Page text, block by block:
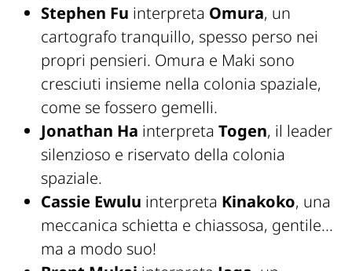
Stephen Fu interpreta Omura, un
cartografo tranquillo, spesso perso nei
propri pensieri. Omura e Maki sono
cresciuti insieme nella colonia spaziale,
come se fossero gemelli.
Jonathan Ha interpreta Togen, il leader
silenzioso e riservato della colonia
spaziale.
Cassie Ewulu interpreta Kinakoko, una
meccanica schietta e chiassosa, gentile...
ma a modo suo!